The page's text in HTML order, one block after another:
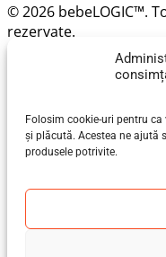
Folosim cookie-uri pentru
și plăcută. Acestea ne ajută
produsele potrivite.
© 2026 bebeLOGIC™.
rezervate.